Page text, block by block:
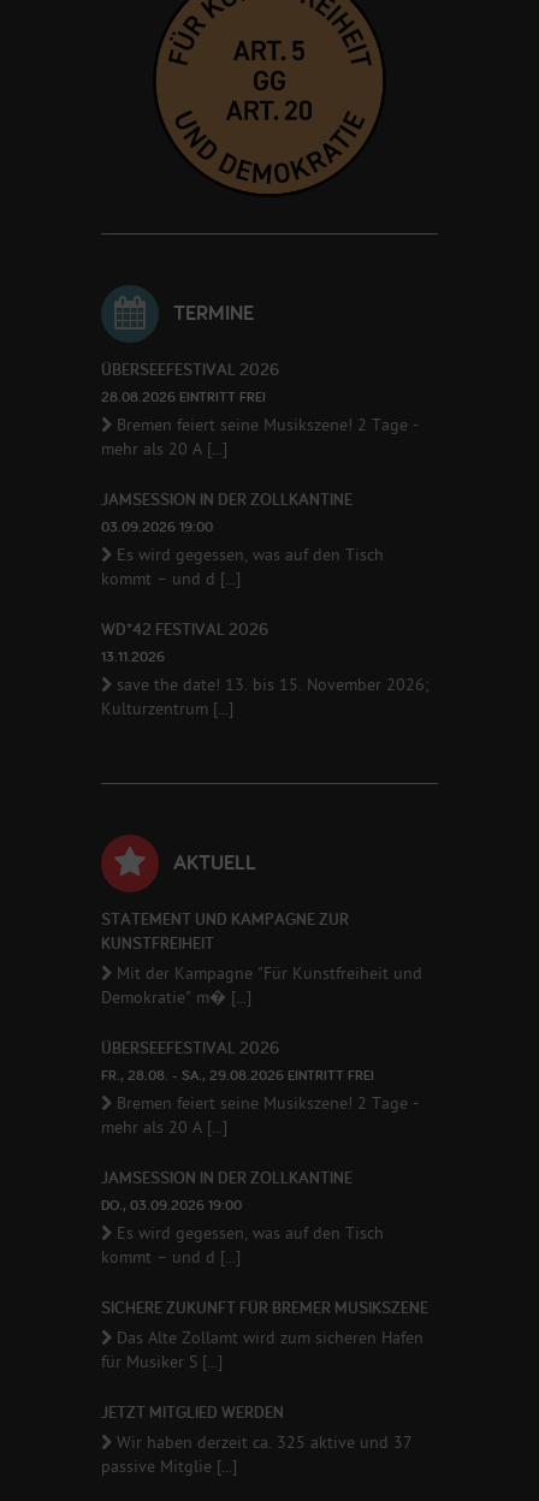
TERMINE
ÜBERSEEFESTIVAL 2026
28.08.2026 EINTRITT FREI
Bremen feiert seine Musikszene! 2 Tage -
mehr als 20 A [...]
JAMSESSION IN DER ZOLLKANTINE
03.09.2026 19:00
Es wird gegessen, was auf den Tisch
kommt – und d [...]
WD*42 FESTIVAL 2026
13.11.2026
save the date! 13. bis 15. November 2026;
Kulturzentrum [...]
AKTUELL
STATEMENT UND KAMPAGNE ZUR
KUNSTFREIHEIT
Mit der Kampagne "Für Kunstfreiheit und
Demokratie" m� [...]
ÜBERSEEFESTIVAL 2026
FR., 28.08. - SA., 29.08.2026 EINTRITT FREI
Bremen feiert seine Musikszene! 2 Tage -
mehr als 20 A [...]
JAMSESSION IN DER ZOLLKANTINE
DO., 03.09.2026 19:00
Es wird gegessen, was auf den Tisch
kommt – und d [...]
SICHERE ZUKUNFT FÜR BREMER MUSIKSZENE
Das Alte Zollamt wird zum sicheren Hafen
für Musiker S [...]
JETZT MITGLIED WERDEN
Wir haben derzeit ca. 325 aktive und 37
passive Mitglie [...]